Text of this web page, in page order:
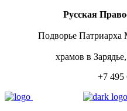
Русская
Подворье Патриарха
храмов в
+7 495